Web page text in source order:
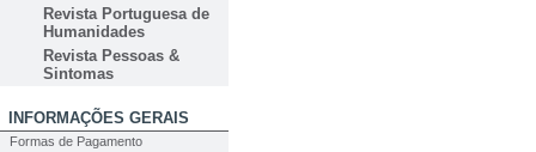
Revista Portuguesa de
Humanidades
Revista Pessoas &
Sintomas
INFORMAÇÕES GERAIS
Formas de Pagamento